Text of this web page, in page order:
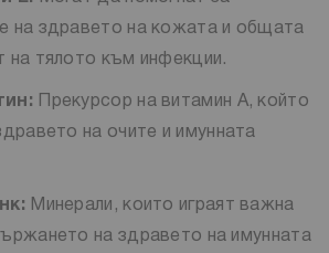
на здравето на кожата и общата
на тялото към инфекции.
Прекурсор на витамин А, който
на очите и имунната
Минерали, които играят важна
на здравето на имунната